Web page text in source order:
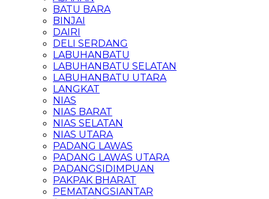
BATU BARA
BINJAI
DAIRI
DELI SERDANG
LABUHANBATU
LABUHANBATU SELATAN
LABUHANBATU UTARA
LANGKAT
NIAS
NIAS BARAT
NIAS SELATAN
NIAS UTARA
PADANG LAWAS
PADANG LAWAS UTARA
PADANGSIDIMPUAN
PAKPAK BHARAT
PEMATANGSIANTAR